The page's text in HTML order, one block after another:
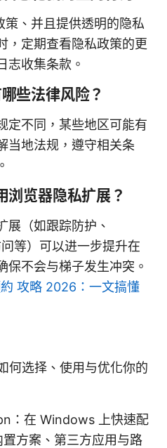
策、并且提供透明的隐私
，定期查看隐私政策的更
志收集条款。
些法律风险？
定不同，某些地区可能有
当地法规，遵守相关条
浏览器隐私扩展？
展（如跟踪防护、
等）可以进一步提升在
保不会与梯子发生冲突。
攻略 2026：一文搞懂
何选择、使用与优化你的
：在 Windows 上快速配
方案、第三方应用与路